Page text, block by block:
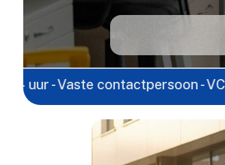
contactpersoon - VCA- en